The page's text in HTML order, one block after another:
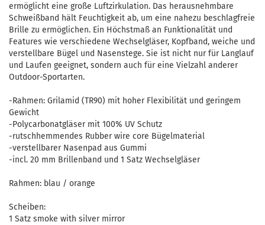
ermöglicht eine große Luftzirkulation. Das herausnehmbare
Schweißband hält Feuchtigkeit ab, um eine nahezu beschlagfreie
Brille zu ermöglichen. Ein Höchstmaß an Funktionalität und
Features wie verschiedene Wechselgläser, Kopfband, weiche und
verstellbare Bügel und Nasenstege. Sie ist nicht nur für Langlauf
und Laufen geeignet, sondern auch für eine Vielzahl anderer
Outdoor-Sportarten.
-Rahmen: Grilamid (TR90) mit hoher Flexibilität und geringem
Gewicht
-Polycarbonatgläser mit 100% UV Schutz
-rutschhemmendes Rubber wire core Bügelmaterial
-verstellbarer Nasenpad aus Gummi
-incl. 20 mm Brillenband und 1 Satz Wechselgläser
Rahmen: blau / orange
Scheiben:
1 Satz smoke with silver mirror